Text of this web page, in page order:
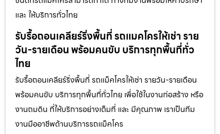
และ ให้บริการทั่วไทย
รับรื้อถอนเคลียร์ริ่งพื้นที่ รถแมคโครให้เช่า ราย
วัน-รายเดือน พร้อมคนขับ บริการทุกพื้นที่ทั่ว
ไทย
รับรื้อถอนเคลียร์ริ่งพื้นที่ รถแม็คโครให้เช่า รายวัน-รายเดือน
พร้อมคนขับ บริการทุกพื้นที่ทั่วไทย เพื่อใช้ในงานก่อสร้าง หรือ
งานถมดิน ที่ให้บริการอย่างเต็มที่ และ มีคุณภาพ เราเป็นทีม
งานมืออาชีพด้านบริการรถแม็คโคร